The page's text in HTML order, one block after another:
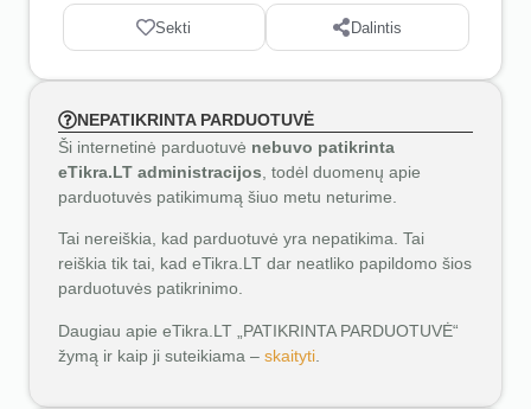
Sekti Dalintis
NEPATIKRINTA PARDUOTUVĖ
Ši internetinė parduotuvė nebuvo patikrinta
eTikra.LT administracijos , todėl duomenų apie
parduotuvės patikimumą šiuo metu neturime.
Tai nereiškia, kad parduotuvė yra nepatikima. Tai
reiškia tik tai, kad eTikra.LT dar neatliko papildomo šios
parduotuvės patikrinimo.
Daugiau apie eTikra.LT „PATIKRINTA PARDUOTUVĖ“
žymą ir kaip ji suteikiama – skaityti